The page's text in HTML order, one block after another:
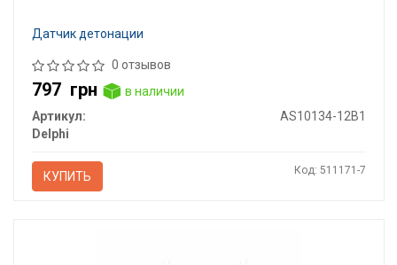
Датчик детонации
0 отзывов
797 грн
в наличии
Артикул:
AS10134-12B1
Delphi
КУПИТЬ Код: 511171-7